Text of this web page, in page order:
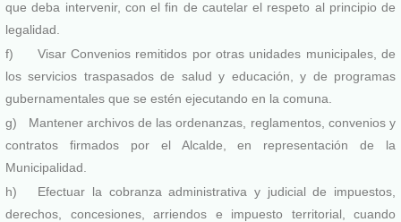
que deba intervenir, con el fin de cautelar el respeto al principio de
legalidad.
f) Visar Convenios remitidos por otras unidades municipales, de
los servicios traspasados de salud y educación, y de programas
gubernamentales que se estén ejecutando en la comuna.
g) Mantener archivos de las ordenanzas, reglamentos, convenios y
contratos firmados por el Alcalde, en representación de la
Municipalidad.
h) Efectuar la cobranza administrativa y judicial de impuestos,
derechos, concesiones, arriendos e impuesto territorial, cuando